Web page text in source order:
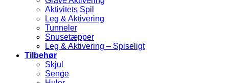
Aktivitets Spil
Leg & Aktivering
Tunneler
Snusetæpper
Leg & Aktivering – Spiseligt
Tilbehør
Skjul
Senge